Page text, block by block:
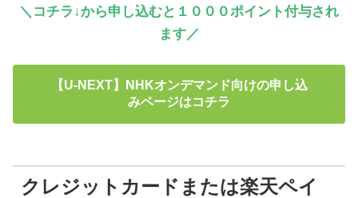
＼コチラ↓から申し込むと１０００ポイント付与され
ます／
【U-NEXT】NHKオンデマンド向けの申し込
みページはコチラ
クレジットカードまたは楽天ペイ